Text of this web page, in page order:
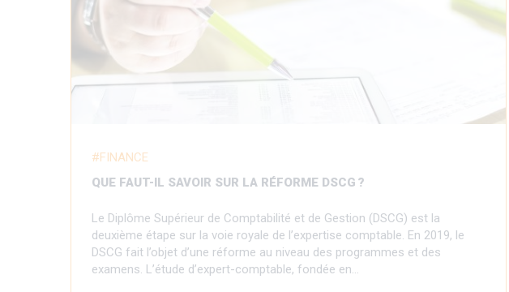
FINANCE
QUE FAUT-IL SAVOIR SUR LA RÉFORME DSCG ?
Le Diplôme Supérieur de Comptabilité et de Gestion (DSCG) est la
deuxième étape sur la voie royale de l’expertise comptable. En 2019, le
DSCG fait l’objet d’une réforme au niveau des programmes et des
examens. L’étude d’expert-comptable, fondée en…